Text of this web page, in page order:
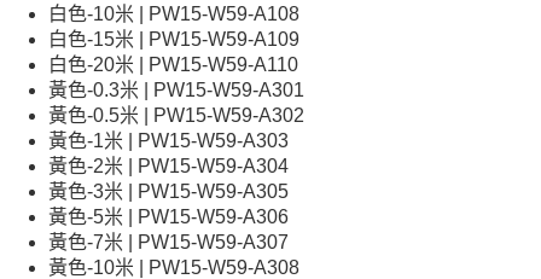
白色-10米 | PW15-W59-A108
白色-15米 | PW15-W59-A109
白色-20米 | PW15-W59-A110
黃色-0.3米 | PW15-W59-A301
黃色-0.5米 | PW15-W59-A302
黃色-1米 | PW15-W59-A303
黃色-2米 | PW15-W59-A304
黃色-3米 | PW15-W59-A305
黃色-5米 | PW15-W59-A306
黃色-7米 | PW15-W59-A307
黃色-10米 | PW15-W59-A308